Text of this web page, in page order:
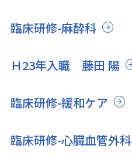
臨床研修-麻酔科
Ｈ23年入職 藤田 陽
臨床研修-緩和ケア
臨床研修-心臓血管外科